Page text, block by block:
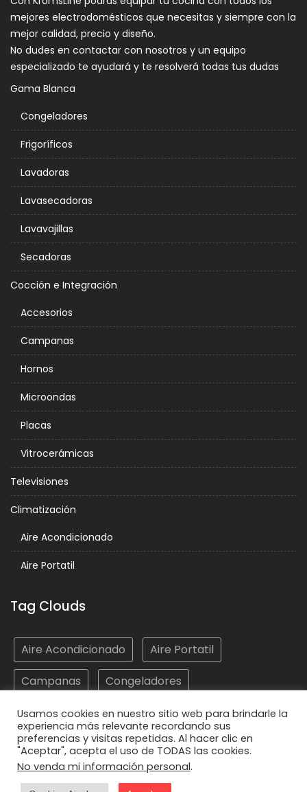
mejores electrodomésticos que necesitas y siempre con la
mejor calidad, precio y diseño.
No dudes en contactar con nosotros y un equipo
especializado te ayudará y te resolverá todas tus dudas
Gama Blanca
Congeladores
Frigoríficos
Lavadoras
Lavasecadoras
Lavavajillas
Secadoras
Cocción e Integración
Accesorios
Campanas
Hornos
Microondas
Placas
Vitrocerámicas
Televisiones
Climatización
Aire Acondicionado
Aire Portatil
Tag Clouds
Aire Acondicionado
Aire Portatil
Campanas
Congeladores
Electrodomésticos
Frigoríficos
Hornos
Lavadoras
Lavasecadoras
Lavavajillas
Microondas
Placas Vitrocerámicas
Usamos cookies en nuestro sitio web para brindarle la
experiencia más relevante recordando sus
preferencias y visitas repetidas. Al hacer clic en
"Aceptar", acepta el uso de TODAS las cookies.
No venda mi información personal.